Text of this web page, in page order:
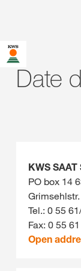
Date
KWS SAAT
PO box 14
Tel.: 0 55
Fax: 0 55
Open